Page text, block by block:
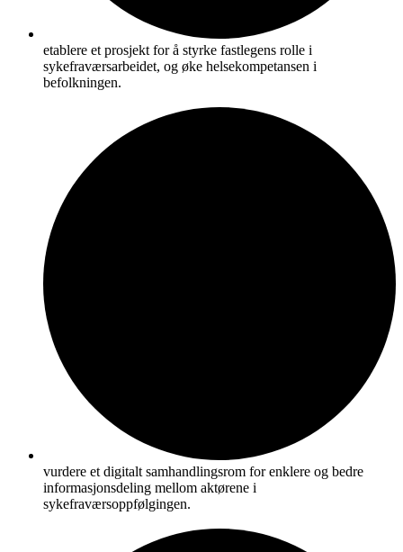
etablere et prosjekt for å styrke fastlegens rolle i
sykefraværsarbeidet, og øke helsekompetansen i
befolkningen.
vurdere et digitalt samhandlingsrom for enklere og bedre
informasjonsdeling mellom aktørene i
sykefraværsoppfølgingen.